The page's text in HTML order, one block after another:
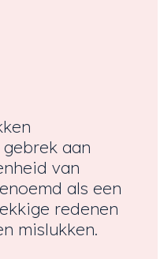
aan
van
als een
redenen
mislukken.